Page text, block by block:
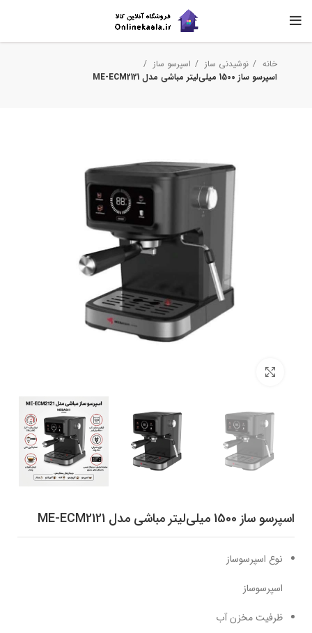
خانه نوشیدنی ساز
اسپرسو ساز
اسپرسو ساز 1500 میلی‌لیتر مباشی مدل ME-ECM2121
اسپرسو ساز 1500 میلی‌لیتر مباشی مدل ME-ECM2121
نوع اسپرسوساز
اسپرسوساز
ظرفیت مخزن آب